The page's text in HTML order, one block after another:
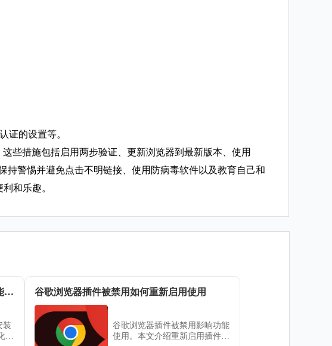
证的设置等。
些措施包括启用两步验证、更新浏览器到最新版本、使用
持警惕并避免点击不明链接、使用防病毒软件以及教育自己和
和乐趣。
google Chrome浏览器下载及缓存管理与性能提升操作技巧
装
操
谷歌浏览器插件被禁用如何重新启用使用
谷歌浏览器插件被禁用影响功能
使用。本文介绍重新启用插件的